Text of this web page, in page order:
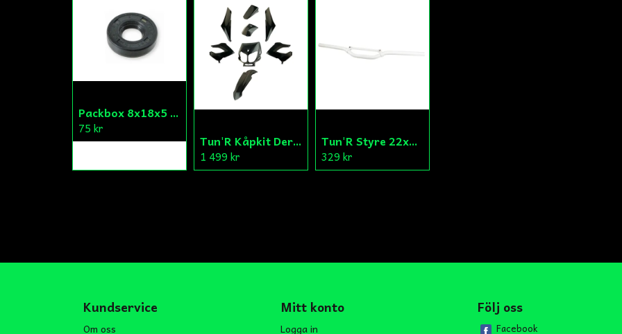
Packbox 8x18x5 Vattenpump Aprilia/Derbi/Gilera (original)
75 kr
Tun'R Kåpkit Derbi Senda
1 499 kr
Tun'R Styre 22x630mm Vit
329 kr
Kundservice
Om oss
Mitt konto
Logga in
Följ oss
Facebook